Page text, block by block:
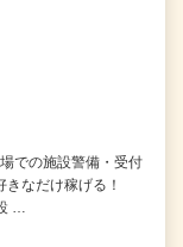
での施設警備・受付
きなだけ稼げる！
…